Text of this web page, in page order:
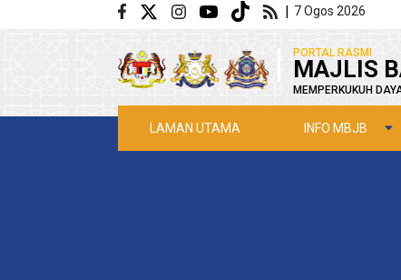
Langkau ke kandungan utama | 7 Ogos 2026
PORTAL RASMI
MAJLIS
MEMPERKUKUH
LAMAN UTAMA INFO MBJB